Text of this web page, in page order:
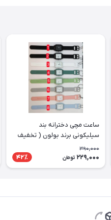
ساعت مچی دخترانه بند
سیلیکونی برند بولون ( تخفیف
ویژه)
390,000
229,000 تومان 42٪